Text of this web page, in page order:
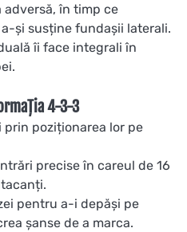
adversă, în timp ce
și susține fundașii laterali.
îi face integrali în
4-3-3
prin poziționarea lor pe
precise în careul de 16
pentru a-i depăși pe
șanse de a marca.